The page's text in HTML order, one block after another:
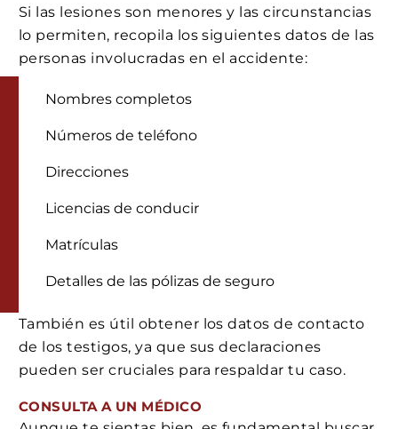
Si las lesiones son menores y las circunstancias
lo permiten, recopila los siguientes datos de las
personas involucradas en el accidente:
Nombres completos
Números de teléfono
Direcciones
Licencias de conducir
Matrículas
Detalles de las pólizas de seguro
También es útil obtener los datos de contacto
de los testigos, ya que sus declaraciones
pueden ser cruciales para respaldar tu caso.
CONSULTA A UN MÉDICO